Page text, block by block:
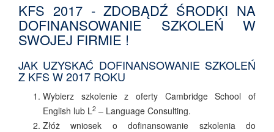
KFS 2017 - ZDOBĄDŹ ŚRODKI NA
DOFINANSOWANIE SZKOLEŃ W
SWOJEJ FIRMIE !
JAK UZYSKAĆ DOFINANSOWANIE SZKOLEŃ
Z KFS W 2017 ROKU
Wybierz szkolenie z oferty Cambridge School of
English lub L2 – Language Consulting.
Złóż wniosek o dofinansowanie szkolenia do